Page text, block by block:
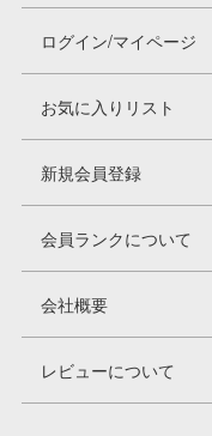
ログイン/マイページ
お気に入りリスト
新規会員登録
会員ランクについて
会社概要
レビューについて